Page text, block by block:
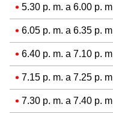
5.30 p. m. a 6.00 p.
6.05 p. m. a 6.35 p.
6.40 p. m. a 7.10 p.
7.15 p. m. a 7.25 p.
7.30 p. m. a 7.40 p.